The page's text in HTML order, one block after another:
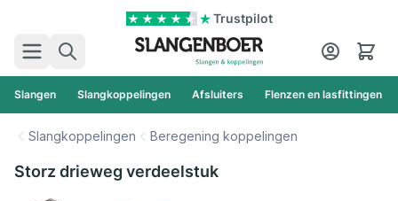
Trustpilot
Zoek
Cart
Slangen Slangkoppelingen Afsluiters Flenzen en lasfittingen
Slangkoppelingen Beregening koppelingen
Storz drieweg verdeelstuk